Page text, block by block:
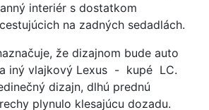
interiér s dostatkom
na zadných sedadlách.
že dizajnom bude auto
iný vlajkový Lexus - kupé LC.
dizajn, dlhú prednú
plynulo klesajúcu dozadu.